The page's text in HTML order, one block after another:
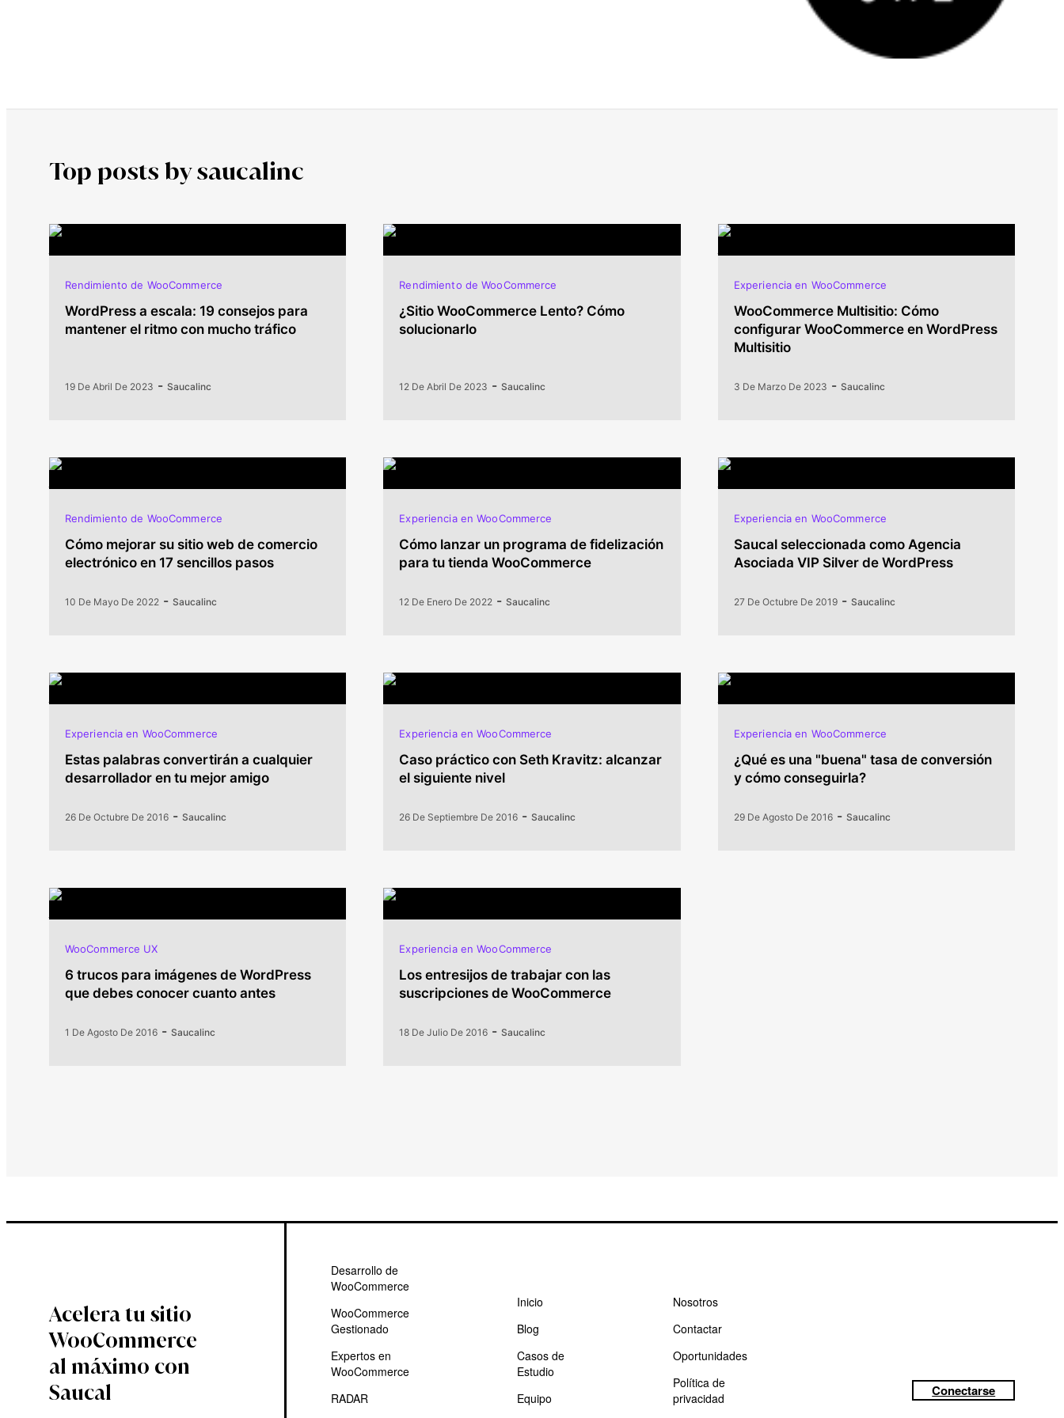
Top posts by saucalinc
Rendimiento de WooCommerce
WordPress a escala: 19 consejos para
mantener el ritmo con mucho tráfico
19 De Abril De 2023 - Saucalinc
Rendimiento de WooCommerce
¿Sitio WooCommerce Lento? Cómo
solucionarlo
12 De Abril De 2023 - Saucalinc
Experiencia en WooCommerce
WooCommerce Multisitio: Cómo
configurar WooCommerce en WordPress
Multisitio
3 De Marzo De 2023 - Saucalinc
Rendimiento de WooCommerce
Cómo mejorar su sitio web de comercio
electrónico en 17 sencillos pasos
10 De Mayo De 2022- Saucalinc
Experiencia en WooCommerce
Cómo lanzar un programa de fidelización
para tu tienda WooCommerce
12 De Enero De 2022 - Saucalinc
Experiencia en WooCommerce
Saucal seleccionada como Agencia
Asociada VIP Silver de WordPress
27 De Octubre De 2019- Saucalinc
Experiencia en WooCommerce
Estas palabras convertirán a cualquier
desarrollador en tu mejor amigo
26 De Octubre De 2016- Saucalinc
Experiencia en WooCommerce
Caso práctico con Seth Kravitz: alcanzar
el siguiente nivel
26 De Septiembre De 2016 - Saucalinc
Experiencia en WooCommerce
¿Qué es una "buena" tasa de conversión
y cómo conseguirla?
29 De Agosto De 2016- Saucalinc
WooCommerce UX
6 trucos para imágenes de WordPress
que debes conocer cuanto antes
1 De Agosto De 2016- Saucalinc
Experiencia en WooCommerce
Los entresijos de trabajar con las
suscripciones de WooCommerce
18 De Julio De 2016 - Saucalinc
Acelera tu sitio
WooCommerce
al máximo con
Saucal
Desarrollo de
WooCommerce
WooCommerce
Gestionado
Expertos en
WooCommerce
RADAR
Inicio
Blog
Casos de
Estudio
Equipo
Nosotros
Contactar
Oportunidades
Política de
privacidad
Conectarse